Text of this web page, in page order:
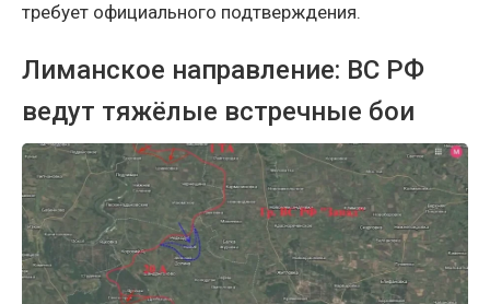
требует официального подтверждения.
Лиманское направление: ВС РФ
ведут тяжёлые встречные бои